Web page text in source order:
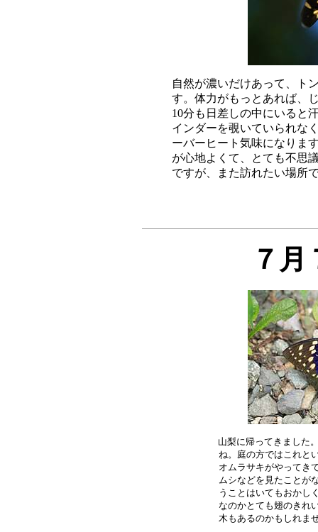
自然が濃いだけあって、ト
す。体力がもっとあれば、
10分も日差しの中にいると
インダーを覗いていられな
ーバーヒート気味になりま
が心地よくて、とても不思
７
山梨に帰ってきました
ね。庭の方ではこれと
オムラサキがやってき
ムシなどを見たことが
うことはいてもおかし
なのかとても翅のきれ